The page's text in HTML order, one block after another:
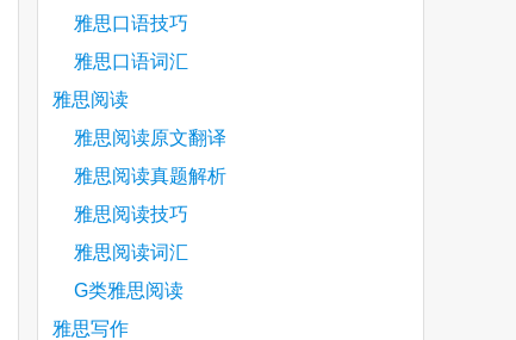
雅思口语技巧
雅思口语词汇
雅思阅读
雅思阅读原文翻译
雅思阅读真题解析
雅思阅读技巧
雅思阅读词汇
G类雅思阅读
雅思写作